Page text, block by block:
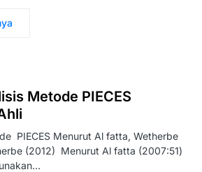
Metode PIECES
PIECES Menurut Al fatta, Wetherbe
(2012) Menurut Al fatta (2007:51)